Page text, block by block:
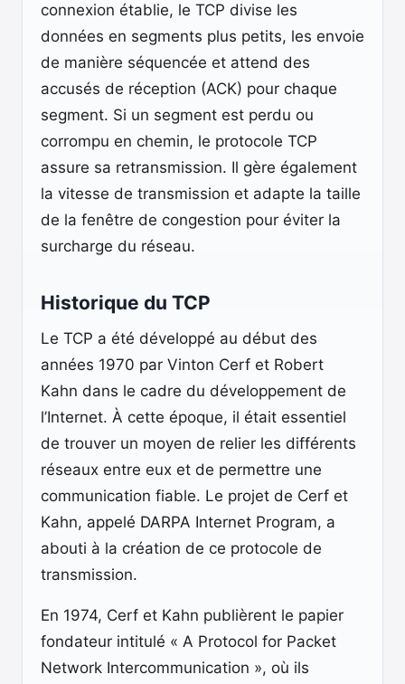
connexion établie, le TCP divise les
données en segments plus petits, les envoie
de manière séquencée et attend des
accusés de réception (ACK) pour chaque
segment. Si un segment est perdu ou
corrompu en chemin, le protocole TCP
assure sa retransmission. Il gère également
la vitesse de transmission et adapte la taille
de la fenêtre de congestion pour éviter la
surcharge du réseau.
Historique du TCP
Le TCP a été développé au début des
années 1970 par Vinton Cerf et Robert
Kahn dans le cadre du développement de
l’Internet. À cette époque, il était essentiel
de trouver un moyen de relier les différents
réseaux entre eux et de permettre une
communication fiable. Le projet de Cerf et
Kahn, appelé DARPA Internet Program, a
abouti à la création de ce protocole de
transmission.
En 1974, Cerf et Kahn publièrent le papier
fondateur intitulé « A Protocol for Packet
Network Intercommunication », où ils